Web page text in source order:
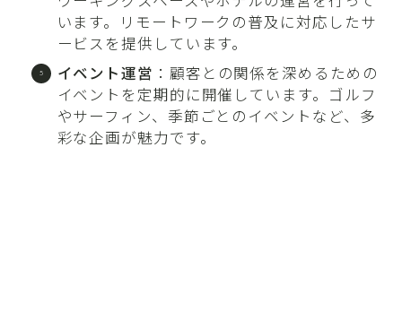
います。リモートワークの普及に対応したサ
ービスを提供しています。
イベント運営 ：顧客との関係を深めるための
イベントを定期的に開催しています。ゴルフ
やサーフィン、季節ごとのイベントなど、多
彩な企画が魅力です。